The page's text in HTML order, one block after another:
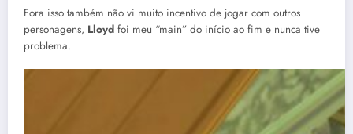
Fora isso também não vi muito incentivo de jogar com outros
personagens, Lloyd foi meu “main” do início ao fim e nunca tive
problema.